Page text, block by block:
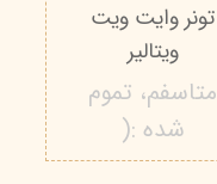
تونر وایت ویت
ویتالیر
متاسفم، تموم
شده :(